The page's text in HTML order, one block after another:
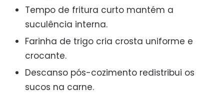
Tempo de fritura curto mantém a
suculência interna.
Farinha de trigo cria crosta uniforme e
crocante.
Descanso pós-cozimento redistribui os
sucos na carne.